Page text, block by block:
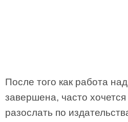
После того как работа
завершена, часто хочется
разослать по